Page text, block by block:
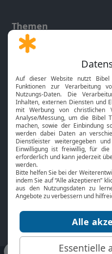
Themen
Gott und Bibel erklärt
Neuigkeiten
Bibel TV
Über uns
Jobs
Mediadaten